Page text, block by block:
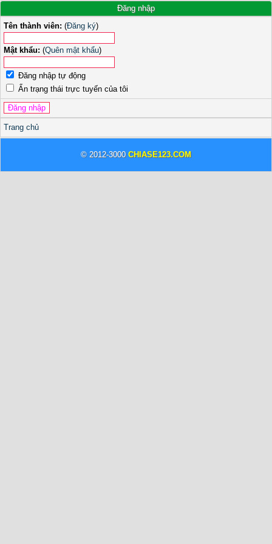
Đăng nhập
Tên thành viên: (Đăng ký)
Mật khẩu: (Quên mật khẩu)
Đăng nhập tự động
Ẩn trạng thái trực tuyến của tôi
Trang chủ
© 2012-3000 CHIASE123.COM